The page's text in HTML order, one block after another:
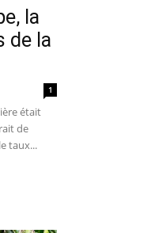
la
de la
1
était
de
taux...